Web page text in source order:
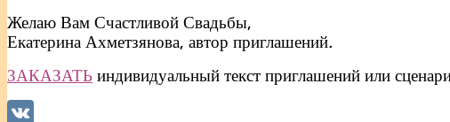
Желаю Вам Счастливой Свадьбы,
Екатерина Ахметзянова, автор приглашений.
ЗАКАЗАТЬ индивидуальный текст приглашений или